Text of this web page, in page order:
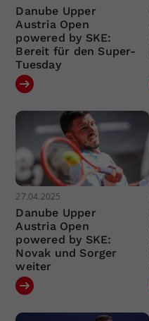
Danube Upper
Austria Open
powered by SKE:
Bereit für den Super-
Tuesday
27.04.2025
Danube Upper
Austria Open
powered by SKE:
Novak und Sorger
weiter